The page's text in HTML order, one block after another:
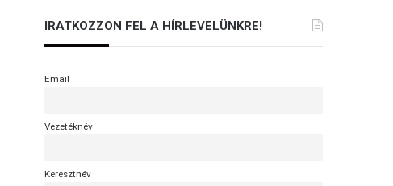
IRATKOZZON FEL A HÍRLEVELÜNKRE!
Email
Vezetéknév
Keresztnév